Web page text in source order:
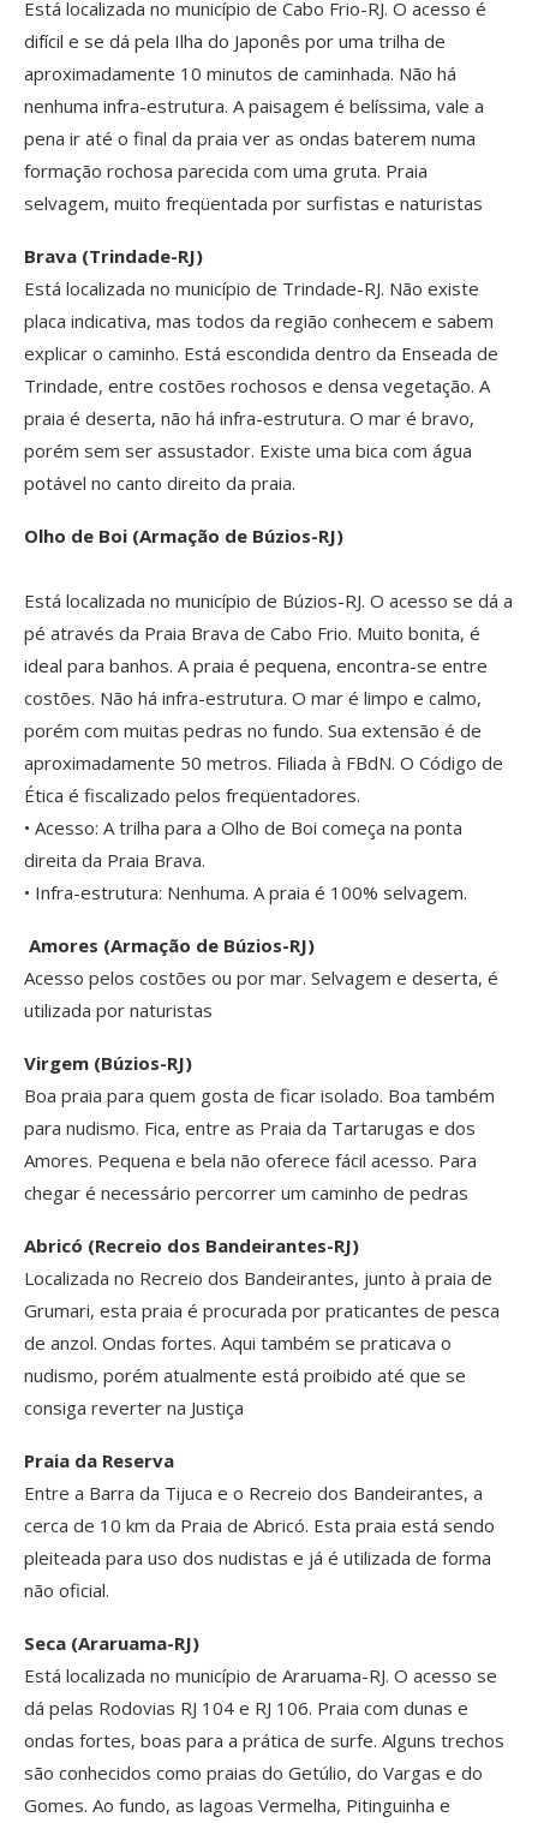
Está localizada no município de Cabo Frio-RJ. O acesso é
difícil e se dá pela Ilha do Japonês por uma trilha de
aproximadamente 10 minutos de caminhada. Não há
nenhuma infra-estrutura. A paisagem é belíssima, vale a
pena ir até o final da praia ver as ondas baterem numa
formação rochosa parecida com uma gruta. Praia
selvagem, muito freqüentada por surfistas e naturistas
Brava (Trindade-RJ)
Está localizada no município de Trindade-RJ. Não existe
placa indicativa, mas todos da região conhecem e sabem
explicar o caminho. Está escondida dentro da Enseada de
Trindade, entre costões rochosos e densa vegetação. A
praia é deserta, não há infra-estrutura. O mar é bravo,
porém sem ser assustador. Existe uma bica com água
potável no canto direito da praia.
Olho de Boi (Armação de Búzios-RJ)
Está localizada no município de Búzios-RJ. O acesso se dá a
pé através da Praia Brava de Cabo Frio. Muito bonita, é
ideal para banhos. A praia é pequena, encontra-se entre
costões. Não há infra-estrutura. O mar é limpo e calmo,
porém com muitas pedras no fundo. Sua extensão é de
aproximadamente 50 metros. Filiada à FBdN. O Código de
Ética é fiscalizado pelos freqüentadores.
• Acesso: A trilha para a Olho de Boi começa na ponta
direita da Praia Brava.
• Infra-estrutura: Nenhuma. A praia é 100% selvagem.
Amores (Armação de Búzios-RJ)
Acesso pelos costões ou por mar. Selvagem e deserta, é
utilizada por naturistas
Virgem (Búzios-RJ)
Boa praia para quem gosta de ficar isolado. Boa também
para nudismo. Fica, entre as Praia da Tartarugas e dos
Amores. Pequena e bela não oferece fácil acesso. Para
chegar é necessário percorrer um caminho de pedras
Abricó (Recreio dos Bandeirantes-RJ)
Localizada no Recreio dos Bandeirantes, junto à praia de
Grumari, esta praia é procurada por praticantes de pesca
de anzol. Ondas fortes. Aqui também se praticava o
nudismo, porém atualmente está proibido até que se
consiga reverter na Justiça
Praia da Reserva
Entre a Barra da Tijuca e o Recreio dos Bandeirantes, a
cerca de 10 km da Praia de Abricó. Esta praia está sendo
pleiteada para uso dos nudistas e já é utilizada de forma
não oficial.
Seca (Araruama-RJ)
Está localizada no município de Araruama-RJ. O acesso se
dá pelas Rodovias RJ 104 e RJ 106. Praia com dunas e
ondas fortes, boas para a prática de surfe. Alguns trechos
são conhecidos como praias do Getúlio, do Vargas e do
Gomes. Ao fundo, as lagoas Vermelha, Pitinguinha e